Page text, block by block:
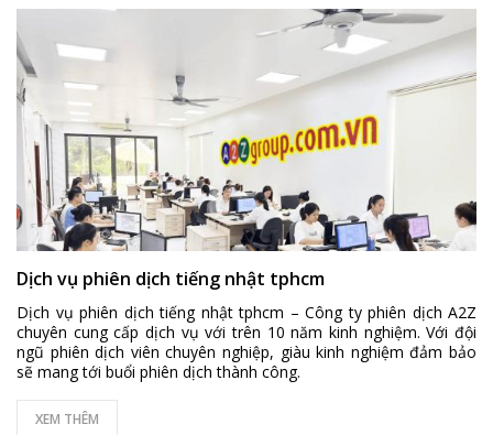
Dịch vụ phiên dịch tiếng nhật tphcm
Dịch vụ phiên dịch tiếng nhật tphcm – Công ty phiên dịch A2Z
chuyên cung cấp dịch vụ với trên 10 năm kinh nghiệm. Với đội
ngũ phiên dịch viên chuyên nghiệp, giàu kinh nghiệm đảm bảo
sẽ mang tới buổi phiên dịch thành công.
XEM THÊM